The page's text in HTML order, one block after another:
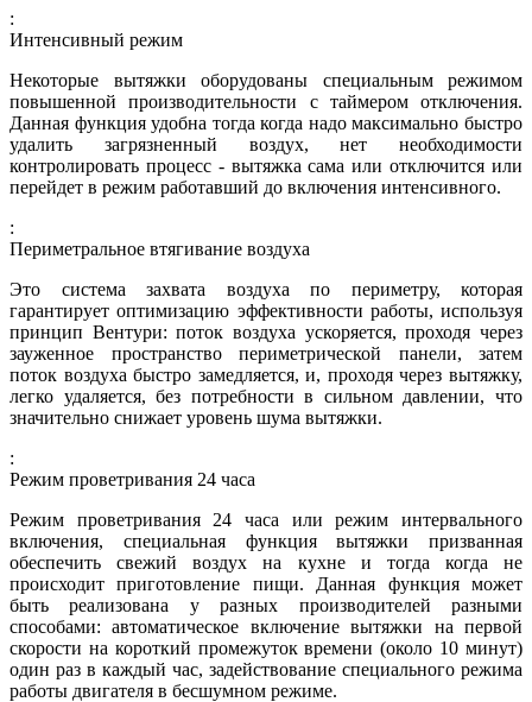
:
Интенсивный режим
Некоторые вытяжки оборудованы специальным режимом
повышенной производительности с таймером отключения.
Данная функция удобна тогда когда надо максимально быстро
удалить загрязненный воздух, нет необходимости
контролировать процесс - вытяжка сама или отключится или
перейдет в режим работавший до включения интенсивного.
:
Периметральное втягивание воздуха
Это система захвата воздуха по периметру, которая
гарантирует оптимизацию эффективности работы, используя
принцип Вентури: поток воздуха ускоряется, проходя через
зауженное пространство периметрической панели, затем
поток воздуха быстро замедляется, и, проходя через вытяжку,
легко удаляется, без потребности в сильном давлении, что
значительно снижает уровень шума вытяжки.
:
Режим проветривания 24 часа
Режим проветривания 24 часа или режим интервального
включения, специальная функция вытяжки призванная
обеспечить свежий воздух на кухне и тогда когда не
происходит приготовление пищи. Данная функция может
быть реализована у разных производителей разными
способами: автоматическое включение вытяжки на первой
скорости на короткий промежуток времени (около 10 минут)
один раз в каждый час, задействование специального режима
работы двигателя в бесшумном режиме.